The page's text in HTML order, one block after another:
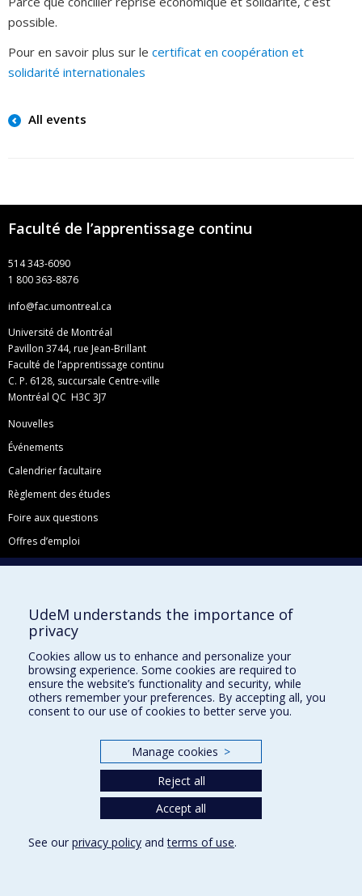
possible.
Pour en savoir plus sur le certificat en coopération et
solidarité internationales
All events
Faculté de l’apprentissage continu
514 343-6090
1 800 363-8876
info@fac.umontreal.ca
Université de Montréal
Pavillon 3744, rue Jean-Brillant
Faculté de l’apprentissage continu
C. P. 6128, succursale Centre-ville
Montréal QC H3C 3J7
Nouvelles
Événements
Calendrier facultaire
Règlement des études
Foire aux questions
Offres d’emploi
Facebook
LinkedIn
YouTube
Toutes nos présences sociales
École de français
Centre de perfectionnement
Abonnez-vous à notre infolettre
Privacy
UdeM understands the importance of
privacy
Cookies allow us to enhance and personalize your
browsing experience. Some cookies are required to
ensure the website’s functionality and security, while
others remember your preferences. By accepting all, you
consent to our use of cookies to better serve you.
Manage cookies >
Reject all
Accept all
See our privacy policy andterms of use.